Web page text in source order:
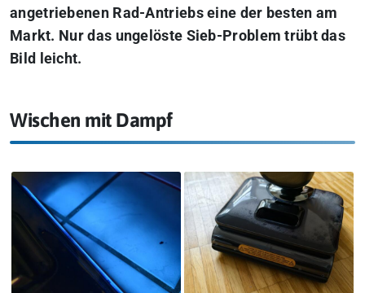
angetriebenen Rad-Antriebs eine der besten am
Markt. Nur das ungelöste Sieb-Problem trübt das
Bild leicht.
Wischen mit Dampf